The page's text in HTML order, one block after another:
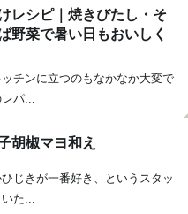
レシピ｜焼きびたし・そ
野菜で暑い日もおいしく
チンに立つのもなかなか大変で
パ...
胡椒マヨ和え
じきが一番好き、というスタッ
た...